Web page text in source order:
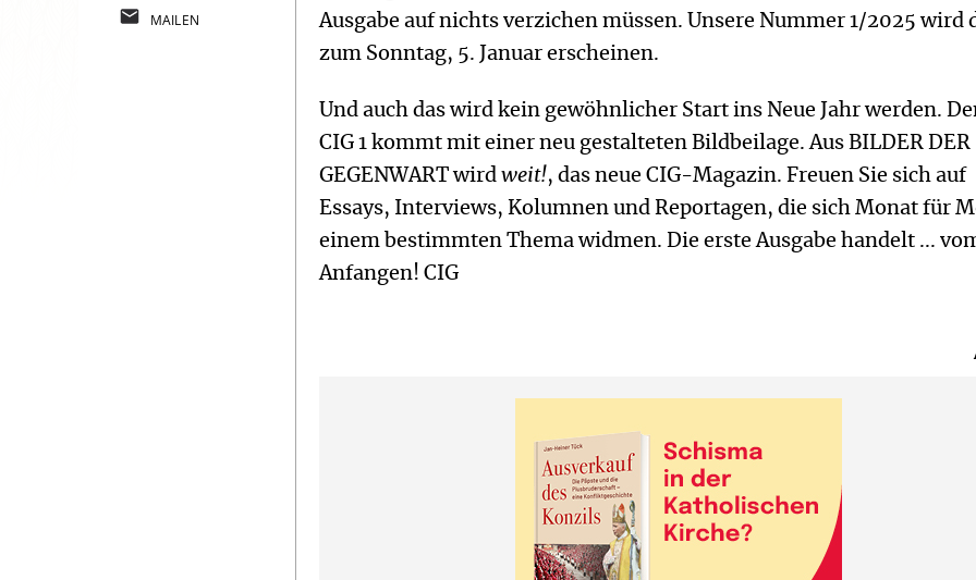
Ausgabe auf nichts verzichen müssen. Unsere Nummer 1/2025 wird
zum Sonntag, 5. Januar erscheinen.
Und auch das wird kein gewöhnlicher Start ins Neue Jahr werden.
CIG 1 kommt mit einer neu gestalteten Bildbeilage. Aus BILDER DER
GEGENWART wirdweit!, das neue CIG-Magazin. Freuen Sie sich auf
Essays, Interviews, Kolumnen und Reportagen, die sich Monat für
einem bestimmten Thema widmen. Die erste Ausgabe handelt ...
Anfangen! CIG
MAILEN